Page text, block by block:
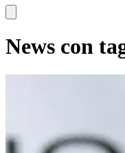
News con